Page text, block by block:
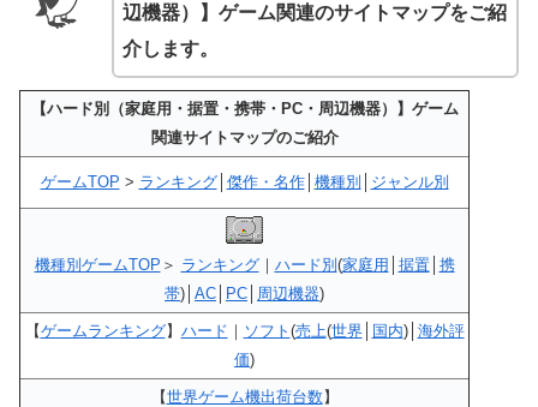
辺機器）】ゲーム関連のサイトマップをご紹
介します。
【ハード別（家庭用・据置・携帯・PC・周辺機器）】ゲーム
関連サイトマップのご紹介
ゲームTOP > ランキング│ 傑作・名作│ 機種別 ジャンル別
機種別ゲームTOP ＞ ランキング｜ ハード別(家庭用 据置│ 携
帯)│ AC PC 周辺機器)
【ゲームランキング】 ハード ｜ ソフト (売上(世界 国内)│ 海外評
価)
【世界ゲーム機出荷台数】